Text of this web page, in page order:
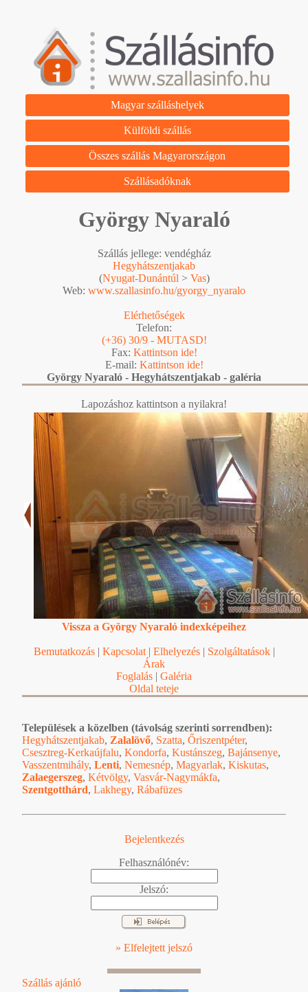
Magyar szálláshelyek
Külföldi szállás
Összes szállás Magyarországon
Szállásadóknak
György Nyaraló
Szállás jellege: vendégház
Hegyhátszentjakab
(Nyugat-Dunántúl > Vas)
Web: www.szallasinfo.hu/gyorgy_nyaralo
Elérhetőségek
Telefon:
(+36) 30/9 - MUTASD!
Fax: Kattintson ide!
E-mail: Kattintson ide!
György Nyaraló - Hegyhátszentjakab - galéria
Lapozáshoz kattintson a nyilakra!
Vissza a György Nyaraló indexképeihez
Bemutatkozás| Kapcsolat| Elhelyezés| Szolgáltatások|
Árak
Foglalás | Galéria
Oldal teteje
Települések a közelben (távolság szerinti sorrendben):
Hegyhátszentjakab, Zalalövő, Szatta, Őriszentpéter,
Csesztreg-Kerkaújfalu, Kondorfa, Kustánszeg, Bajánsenye,
Vasszentmihály, Lenti, Nemesnép, Magyarlak, Kiskutas,
Zalaegerszeg, Kétvölgy, Vasvár-Nagymákfa,
Szentgotthárd, Lakhegy, Rábafüzes
Bejelentkezés
Felhasználónév:
Jelszó:
» Elfelejtett jelszó
Szállás ajánló